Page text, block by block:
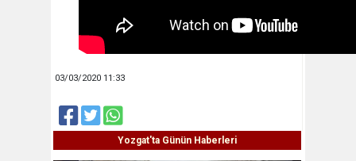
03/03/2020 11:33
Yozgat'ta Günün Haberleri